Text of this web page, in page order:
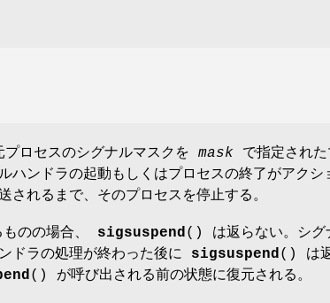
ロセスのシグナルマスクを mask で指定され
ハンドラの起動もしくはプロセスの終了がアクシ
れるまで、そのプロセスを停止する。
ものの場合、 sigsuspend () は返らない。シグ
ドラの処理が終わった後に sigsuspend () は
() が呼び出される前の状態に復元される。